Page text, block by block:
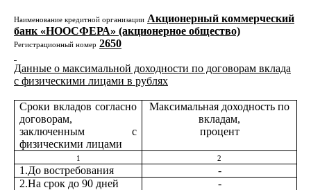
Наименование кредитной организации Акционерный коммерческий
банк «НООСФЕРА» (акционерное общество)
Регистрационный номер 2650
Данные о максимальной доходности по договорам вклада
с физическими лицами в рублях
Сроки вкладов согласно
договорам,
заключенным с
физическими лицами
Максимальная доходность по
вкладам,
процент
1 2
1.До востребования
-
2.На срок до 90 дней
-